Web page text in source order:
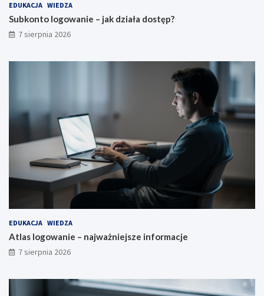
EDUKACJA WIEDZA
Subkonto logowanie – jak działa dostęp?
7 sierpnia 2026
EDUKACJA WIEDZA
Atlas logowanie – najważniejsze informacje
7 sierpnia 2026